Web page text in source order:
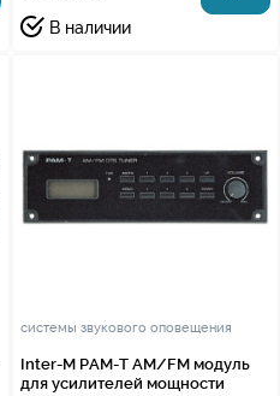
В наличии
системы звукового оповещения
Inter-M PAM-T AM/FM модуль
для усилителей мощности